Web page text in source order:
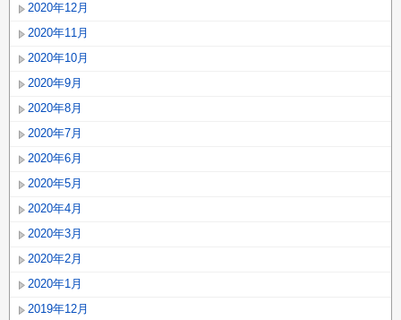
2020年12月
2020年11月
2020年10月
2020年9月
2020年8月
2020年7月
2020年6月
2020年5月
2020年4月
2020年3月
2020年2月
2020年1月
2019年12月